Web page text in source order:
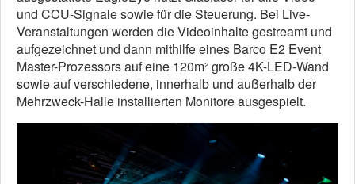
und CCU-Signale sowie für die Steuerung. Bei Live-
Veranstaltungen werden die Videoinhalte gestreamt und
aufgezeichnet und dann mithilfe eines Barco E2 Event
Master-Prozessors auf eine 120m² große 4K-LED-Wand
sowie auf verschiedene, innerhalb und außerhalb der
Mehrzweck-Halle installierten Monitore ausgespielt.